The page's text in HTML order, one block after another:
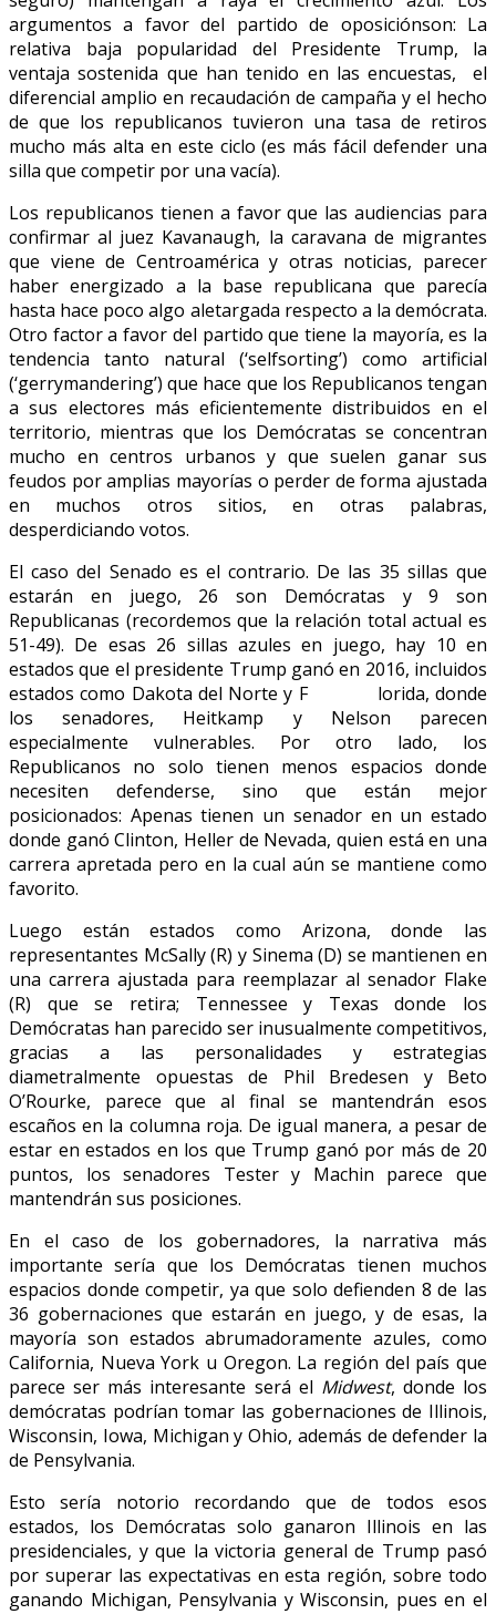
argumentos a favor del partido de oposiciónson: La
relativa baja popularidad del Presidente Trump, la
ventaja sostenida que han tenido en las encuestas, el
diferencial amplio en recaudación de campaña y el hecho
de que los republicanos tuvieron una tasa de retiros
mucho más alta en este ciclo (es más fácil defender una
silla que competir por una vacía).
Los republicanos tienen a favor que las audiencias para
confirmar al juez Kavanaugh, la caravana de migrantes
que viene de Centroamérica y otras noticias, parecer
haber energizado a la base republicana que parecía
hasta hace poco algo aletargada respecto a la demócrata.
Otro factor a favor del partido que tiene la mayoría, es la
tendencia tanto natural (‘selfsorting’) como artificial
(‘gerrymandering’) que hace que los Republicanos tengan
a sus electores más eficientemente distribuidos en el
territorio, mientras que los Demócratas se concentran
mucho en centros urbanos y que suelen ganar sus
feudos por amplias mayorías o perder de forma ajustada
en muchos otros sitios, en otras palabras,
desperdiciando votos.
El caso del Senado es el contrario. De las 35 sillas que
estarán en juego, 26 son Demócratas y 9 son
Republicanas (recordemos que la relación total actual es
51-49). De esas 26 sillas azules en juego, hay 10 en
estados que el presidente Trump ganó en 2016, incluidos
estados como Dakota del Norte y F lorida, donde
los senadores, Heitkamp y Nelson parecen
especialmente vulnerables. Por otro lado, los
Republicanos no solo tienen menos espacios donde
necesiten defenderse, sino que están mejor
posicionados: Apenas tienen un senador en un estado
donde ganó Clinton, Heller de Nevada, quien está en una
carrera apretada pero en la cual aún se mantiene como
favorito.
Luego están estados como Arizona, donde las
representantes McSally (R) y Sinema (D) se mantienen en
una carrera ajustada para reemplazar al senador Flake
(R) que se retira; Tennessee y Texas donde los
Demócratas han parecido ser inusualmente competitivos,
gracias a las personalidades y estrategias
diametralmente opuestas de Phil Bredesen y Beto
O’Rourke, parece que al final se mantendrán esos
escaños en la columna roja. De igual manera, a pesar de
estar en estados en los que Trump ganó por más de 20
puntos, los senadores Tester y Machin parece que
mantendrán sus posiciones.
En el caso de los gobernadores, la narrativa más
importante sería que los Demócratas tienen muchos
espacios donde competir, ya que solo defienden 8 de las
36 gobernaciones que estarán en juego, y de esas, la
mayoría son estados abrumadoramente azules, como
California, Nueva York u Oregon. La región del país que
parece ser más interesante será el Midwest, donde los
demócratas podrían tomar las gobernaciones de Illinois,
Wisconsin, Iowa, Michigan y Ohio, además de defender la
de Pensylvania.
Esto sería notorio recordando que de todos esos
estados, los Demócratas solo ganaron Illinois en las
presidenciales, y que la victoria general de Trump pasó
por superar las expectativas en esta región, sobre todo
ganando Michigan, Pensylvania y Wisconsin, pues en el